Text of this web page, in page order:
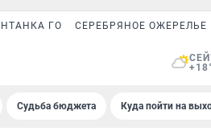
ГО СЕРЕБРЯНОЕ ОЖЕРЕЛЬЕ
Судьба бюджета Куда пойти на